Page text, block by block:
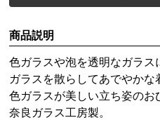
商品説明
色ガラスや泡を透明なガラ
ガラスを散らしてあでやかな
色ガラスが美しい立ち姿のお
奈良ガラス工房製。